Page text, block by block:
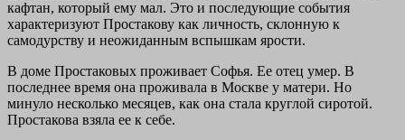
кафтан, который ему мал. Это и последующие события
характеризуют Простакову как личность, склонную к
самодурству и неожиданным вспышкам ярости.
В доме Простаковых проживает Софья. Ее отец умер. В
последнее время она проживала в Москве у матери. Но
минуло несколько месяцев, как она стала круглой сиротой.
Простакова взяла ее к себе.